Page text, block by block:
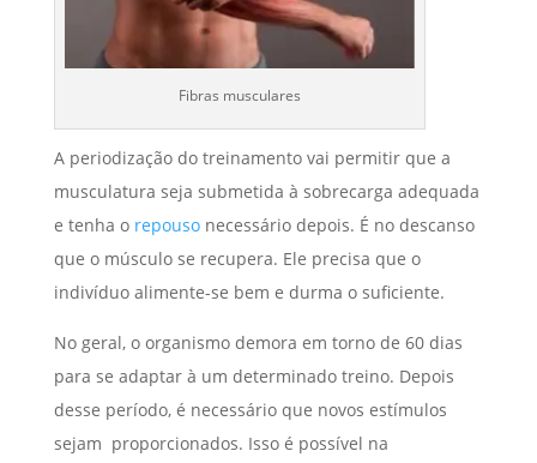
Fibras musculares
A periodização do treinamento vai permitir que a
musculatura seja submetida à sobrecarga adequada
e tenha o repouso necessário depois. É no descanso
que o músculo se recupera. Ele precisa que o
indivíduo alimente-se bem e durma o suficiente.
No geral, o organismo demora em torno de 60 dias
para se adaptar à um determinado treino. Depois
desse período, é necessário que novos estímulos
sejam proporcionados. Isso é possível na